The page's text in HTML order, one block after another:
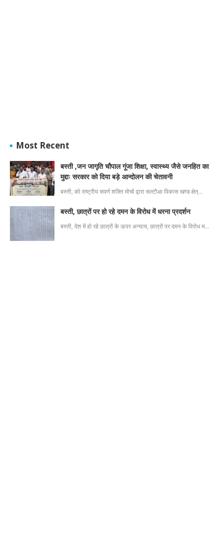
Most Recent
बस्ती ,जन जागृति चौपाल गूंजा शिक्षा, स्वास्थ्य जैसे जनहित का
मुद्दाः सरकार को दिया बड़े आन्दोलन की चेतावनी
बस्ती, को राष्ट्रीय सवर्ण शक्ति मोर्चा द्वारा सल्टौआ विकास खण्ड क्षेत्…
बस्ती, छात्रों पर हो रहे दमन के विरोध में धरना प्रदर्शन
बस्ती, देश में हो रहे छात्रों के ऊपर अन्याय, छात्रों पर दमन के विरोध म…